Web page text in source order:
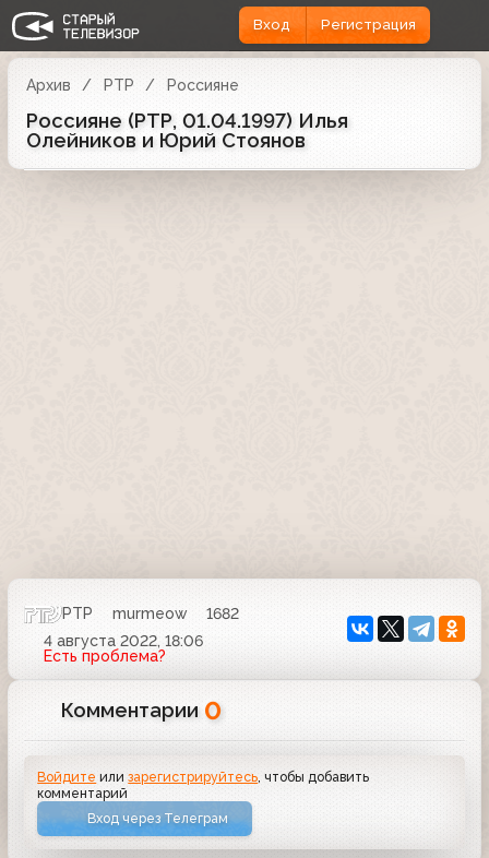
Вход Регистрация
Архив РТР Россияне
Россияне (РТР, 01.04.1997) Илья
Олейников и Юрий Стоянов
РТР murmeow
1682
4 августа 2022, 18:06
Есть проблема?
Комментарии 0
Войдите илизарегистрируйтесь , чтобы добавить
комментарий
Вход через Телеграм